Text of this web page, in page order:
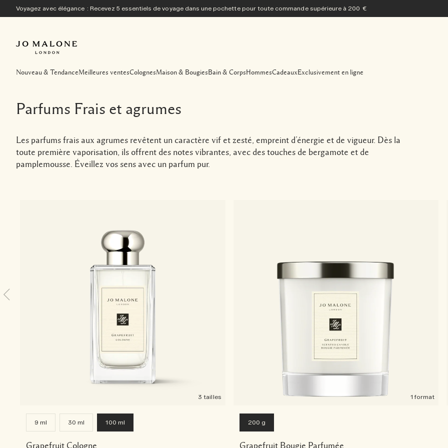
Voyagez avec élégance : Recevez 5 essentiels de voyage dans une pochette pour toute commande supérieure à 200 €
Nouveau & TendanceMeilleures ventesColognesMaison & BougiesBain & CorpsHommesCadeaux Exclusivement en ligne
Parfums Frais et agrumes
Les parfums frais aux agrumes revêtent un caractère vif et zesté, empreint d’énergie et de vigueur. Dès la
toute première vaporisation, ils offrent des notes vibrantes, avec des touches de bergamote et de
pamplemousse. Éveillez vos sens avec un parfum pur.
3 tailles
9 ml 30 ml 100 ml
Grapefruit Cologne
1 format
200 g
Grapefruit Bougie Parfumée